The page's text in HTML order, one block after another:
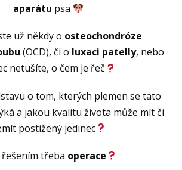
aparátu psa
už někdy o osteochondróze
(OCD), či o luxaci patelly, nebo
netušíte, o čem je řeč
o tom, kterých plemen se tato
a jakou kvalitu života může mít či
postižený jedinec
řešením třeba operace